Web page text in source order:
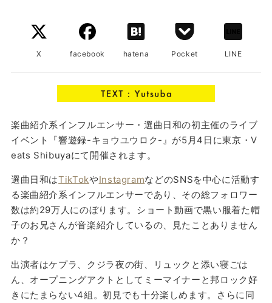
X facebook hatena Pocket LINE
楽曲紹介系インフルエンサー・選曲日和の初主催のライブ
イベント『響遊録-キョウユウロク-』が5月4日に東京・V
eats Shibuyaにて開催されます。
選曲日和はTikTokやInstagramなどのSNSを中心に活動す
る楽曲紹介系インフルエンサーであり、その総フォロワー
数は約29万人にのぼります。ショート動画で黒い服着た帽
子のお兄さんが音楽紹介しているの、見たことありません
か？
出演者はケプラ、クジラ夜の街、リュックと添い寝ごは
ん、オープニングアクトとしてミーマイナーと邦ロック好
きにたまらない4組。初見でも十分楽しめます。さらに同